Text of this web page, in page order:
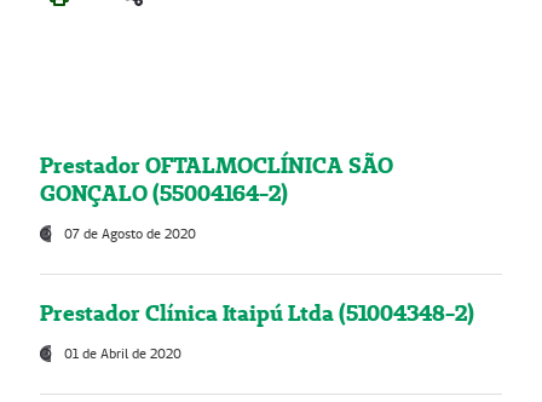
Prestador OFTALMOCLÍNICA SÃO
GONÇALO (55004164-2)
07 de Agosto de 2020
Prestador Clínica Itaipú Ltda (51004348-2)
01 de Abril de 2020